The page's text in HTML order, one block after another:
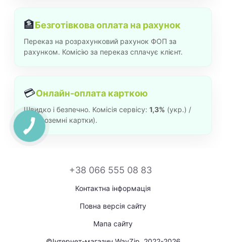
🏦Безготівкова оплата на рахунок
Переказ на розрахунковий рахунок ФОП за
рахунком. Комісію за переказ сплачує клієнт.
💳Онлайн-оплата карткою
Швидко і безпечно. Комісія сервісу: 1,3% (укр.) /
2%(іноземні картки).
+38 066 555 08 83
Контактна інформація
Повна версія сайту
Мапа сайту